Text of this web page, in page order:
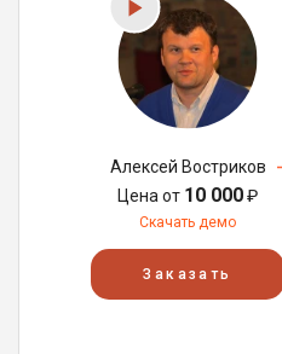
Алексей Востриков
Цена от 10 000₽
Скачать демо
Заказать